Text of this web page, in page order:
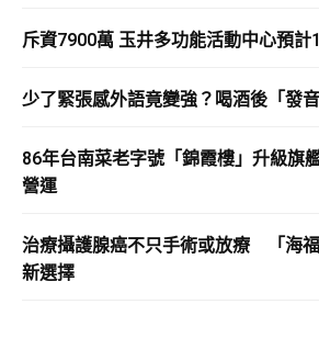
斥資7900萬 玉井多功能活動中心預計
少了緊張感外語竟變強？喝酒後「發
86年台南菜老字號「錦霞樓」升級
營運
治療攝護腺癌不只手術或放療 「海
新選擇